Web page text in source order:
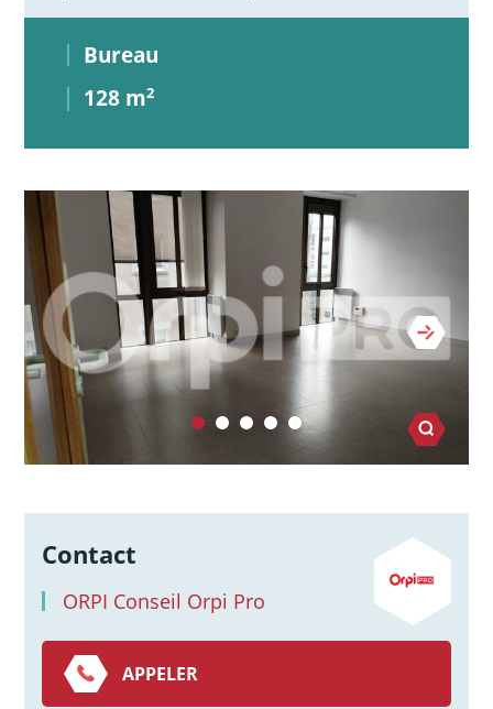
Bureau
128 m2
Contact
ORPI Conseil Orpi Pro
APPELER